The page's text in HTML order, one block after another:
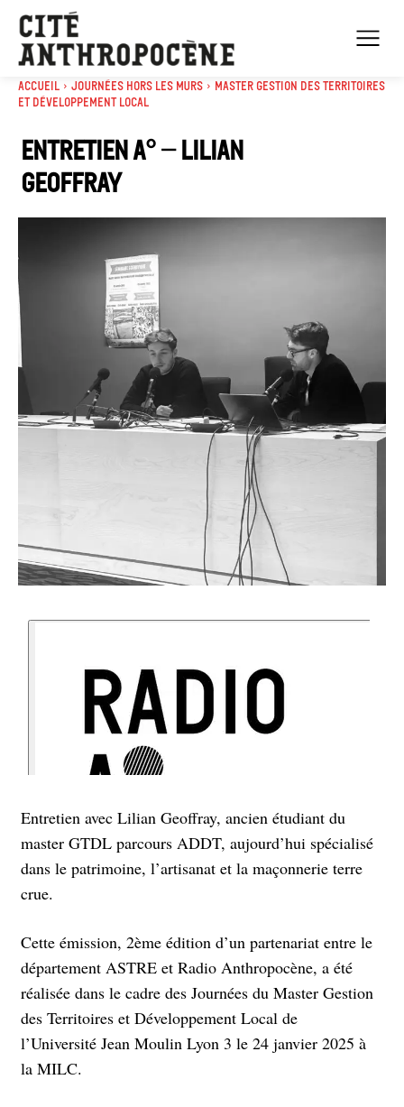
Accueil Journées Hors les murs
Master Gestion des territoires
et développement local
Entretien A° – Lilian
Geoffray
Entretien avec Lilian Geoffray, ancien étudiant du
master GTDL parcours ADDT, aujourd’hui spécialisé
dans le patrimoine, l’artisanat et la maçonnerie terre
crue.
Cette émission, 2ème édition d’un partenariat entre le
département ASTRE et Radio Anthropocène, a été
réalisée dans le cadre des Journées du Master Gestion
des Territoires et Développement Local de
l’Université Jean Moulin Lyon 3 le 24 janvier 2025 à
la MILC.